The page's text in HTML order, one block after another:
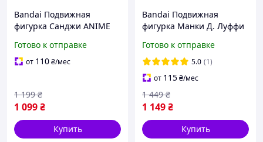
Bandai Подвижная
фигурка Санджи ANIME
One Piece / Ван Пис
(100258.4)
Готово к отправке
от 110₴/мес
1 099₴
1 199 ₴
Купить
Bandai Подвижная
фигурка Манки Д. Луффи
Luffy) из аниме One Piece
/ Ван Пис (100258.3)
Готово к отправке
5.0 (1)
от 115₴/мес
1 149₴
1 449 ₴
Купить